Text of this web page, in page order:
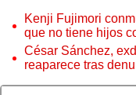
Kenji Fujimori
que no tiene hijos
proceso judicial"
César Sánchez,
reaparece tras